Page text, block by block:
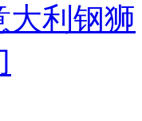
大利钢狮